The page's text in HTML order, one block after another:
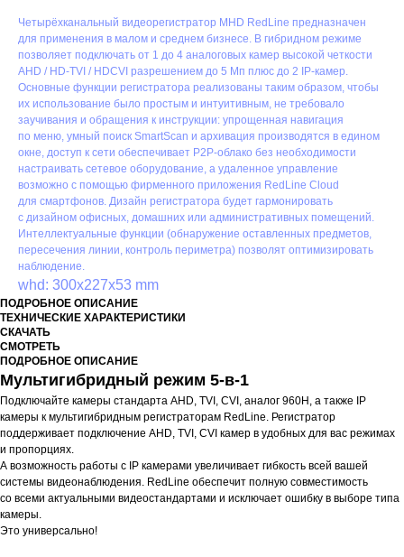
Четырёхканальный видеорегистратор MHD RedLine предназначен
для применения в малом и среднем бизнесе. В гибридном режиме
позволяет подключать от 1 до 4 аналоговых камер высокой четкости
AHD / HD-TVI / HDCVI разрешением до 5 Мп плюс до 2 IP-камер.
Основные функции регистратора реализованы таким образом, чтобы
их использование было простым и интуитивным, не требовало
заучивания и обращения к инструкции: упрощенная навигация
по меню, умный поиск SmartScan и архивация производятся в едином
окне, доступ к сети обеспечивает P2P-облако без необходимости
настраивать сетевое оборудование, а удаленное управление
возможно с помощью фирменного приложения RedLine Cloud
для смартфонов. Дизайн регистратора будет гармонировать
с дизайном офисных, домашних или административных помещений.
Интеллектуальные функции (обнаружение оставленных предметов,
пересечения линии, контроль периметра) позволят оптимизировать
наблюдение.
whd: 300x227x53 mm
ПОДРОБНОЕ ОПИСАНИЕ
ТЕХНИЧЕСКИЕ ХАРАКТЕРИСТИКИ
СКАЧАТЬ
СМОТРЕТЬ
ПОДРОБНОЕ ОПИСАНИЕ
Мультигибридный режим 5-в-1
Подключайте камеры стандарта AHD, TVI, CVI, аналог 960H, а также IP
камеры к мультигибридным регистраторам RedLine. Регистратор
поддерживает подключение AHD, TVI, CVI камер в удобных для вас режимах
и пропорциях.
А возможность работы с IP камерами увеличивает гибкость всей вашей
системы видеонаблюдения. RedLine обеспечит полную совместимость
со всеми актуальными видеостандартами и исключает ошибку в выборе типа
камеры.
Это универсально!